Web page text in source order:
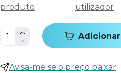
produto
utilizador
Adicionar
Avisa-me se o preço baixar